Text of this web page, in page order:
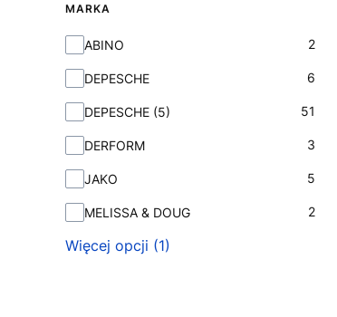
MARKA
Marka
ABINO 2
DEPESCHE 6
DEPESCHE (5) 51
DERFORM 3
JAKO 5
MELISSA & DOUG 2
Więcej opcji (1)